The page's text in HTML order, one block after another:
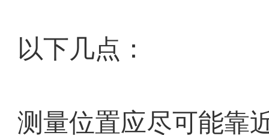
以下几点：
测量位置应尽可能靠